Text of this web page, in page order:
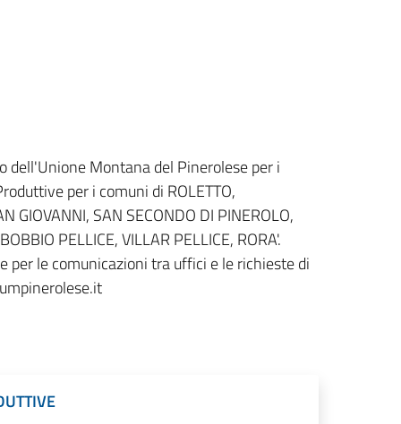
Montana del Pinerolese per i
per i comuni di ROLETTO,
GIOVANNI, SAN SECONDO DI PINEROLO,
PELLICE, VILLAR PELLICE, RORA'.
per le comunicazioni tra uffici e le richieste di